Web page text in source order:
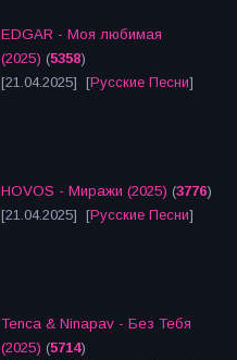
EDGAR - Моя любимая
(2025) (5358)
[21.04.2025] [Русские Песни]
HOVOS - Миражи (2025) (3776)
[21.04.2025] [Русские Песни]
Tenca & Ninapav - Без Тебя
(2025) (5714)